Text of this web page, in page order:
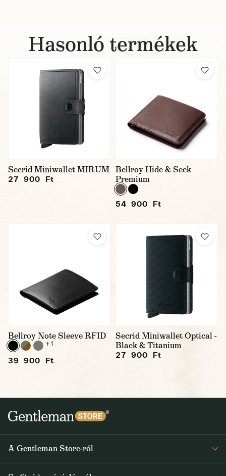
Hasonló termékek
Secrid Miniwallet MIRUM
27 900 Ft
Bellroy Hide & Seek
Premium
54 900 Ft
Bellroy Note Sleeve RFID
+ 1
39 900 Ft
Secrid Miniwallet Optical -
Black & Titanium
27 900 Ft
A Gentleman Store-ról